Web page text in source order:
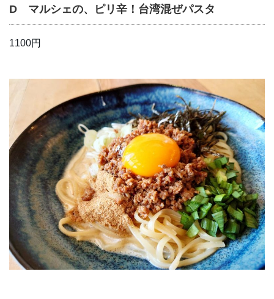
D マルシェの、ピリ辛！台湾混ぜパスタ
1100円